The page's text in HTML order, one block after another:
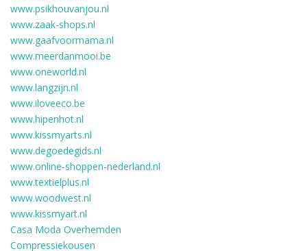
www.psikhouvanjou.nl
www.zaak-shops.nl
www.gaafvoormama.nl
www.meerdanmooi.be
www.oneworld.nl
www.langzijn.nl
www.iloveeco.be
www.hipenhot.nl
www.kissmyarts.nl
www.degoedegids.nl
www.online-shoppen-nederland.nl
www.textielplus.nl
www.woodwest.nl
www.kissmyart.nl
Casa Moda Overhemden
Compressiekousen